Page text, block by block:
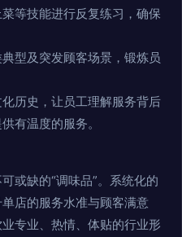
等技能进行反复练习，确保
典型及突发顾客场景，锻炼员
历史，让员工理解服务背后
有温度的服务。
或缺的“调味品”。系统化的
店的服务水准与顾客满意
专业、热情、体贴的行业形